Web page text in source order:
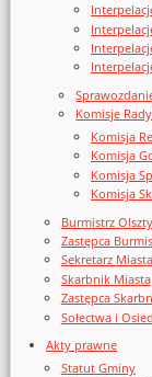
Komisje
Komisja
Komisja
Komisja
Komisja
Burmistrz
Zastępca
Sekretarz Miasta
Skarbnik Miasta
Zastępca
Sołectwa i
Akty prawne
Statut Gminy